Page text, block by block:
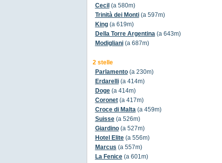
Cecil (a 580m)
Trinità dei Monti(a 597m)
King(a 619m)
Della Torre Argentina(a 643m)
Modigliani(a 687m)
2 stelle
Parlamento(a 230m)
Erdarelli(a 414m)
Doge(a 414m)
Coronet(a 417m)
Croce di Malta(a 459m)
Suisse(a 526m)
Giardino(a 527m)
Hotel Elite(a 556m)
Marcus (a 557m)
La Fenice(a 601m)